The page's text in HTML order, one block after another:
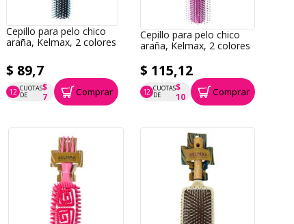
Cepillo para pelo chico
araña, Kelmax, 2 colores
$ 89,7
12 CUOTAS
DE
$
7
P.T.F. $ 90 Comprar
Cepillo para pelo chico
araña, Kelmax, 2 colores
$ 115,12
12 CUOTAS
DE
$
10
P.T.F. $ 115 Comprar